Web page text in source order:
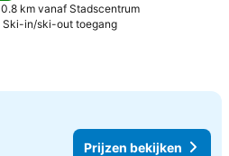
0.8 km vanaf Stadscentrum
Ski-in/ski-out toegang
Prijzen bekijken